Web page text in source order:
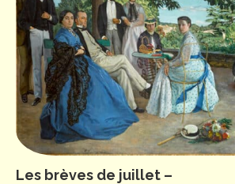
Les brèves de juillet –